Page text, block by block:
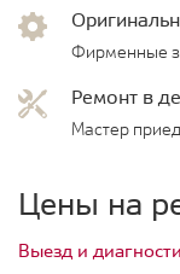
Фирменные
Ремонт в
Мастер
Цены на
Выезд и